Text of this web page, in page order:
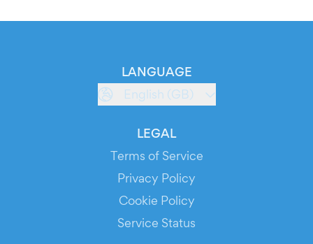
LANGUAGE
English (GB)
LEGAL
Terms of Service
Privacy Policy
Cookie Policy
Service Status